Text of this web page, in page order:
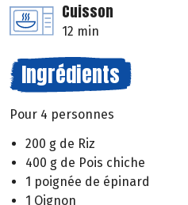
Cuisson
12 min
Ingrédients
Pour 4 personnes
200 g de Riz
400 g de Pois chiche
1 poignée de épinard
1 Oignon